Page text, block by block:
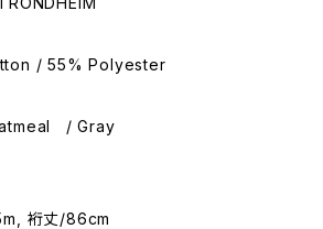
/ 55% Polyester
/ Gray
裄丈/86cm